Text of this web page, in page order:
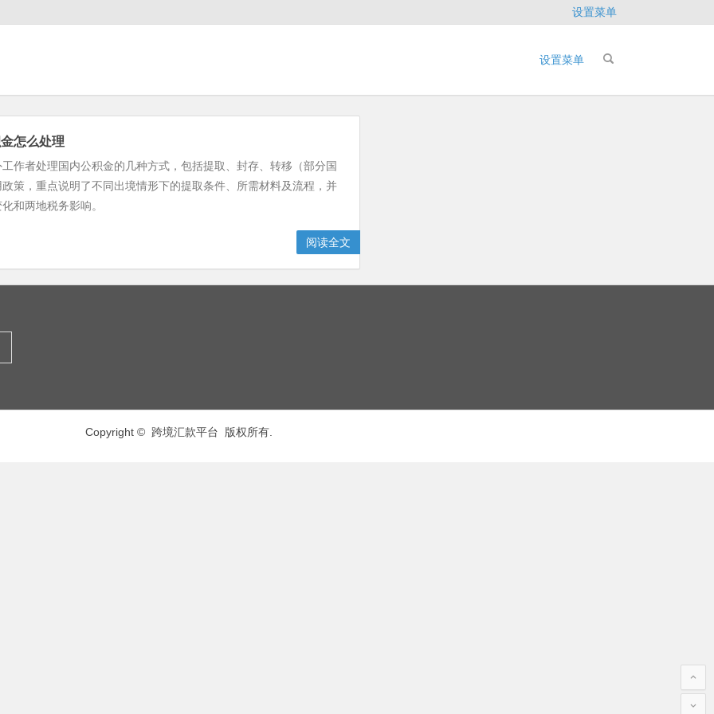
设置菜单
设置菜单
怎么处理
作者处理国内公积金的几种方式，包括提取、封存、转移（部分国
策，重点说明了不同出境情形下的提取条件、所需材料及流程，并
和两地税务影响。
阅读全文
Copyright © 跨境汇款平台 版权所有.